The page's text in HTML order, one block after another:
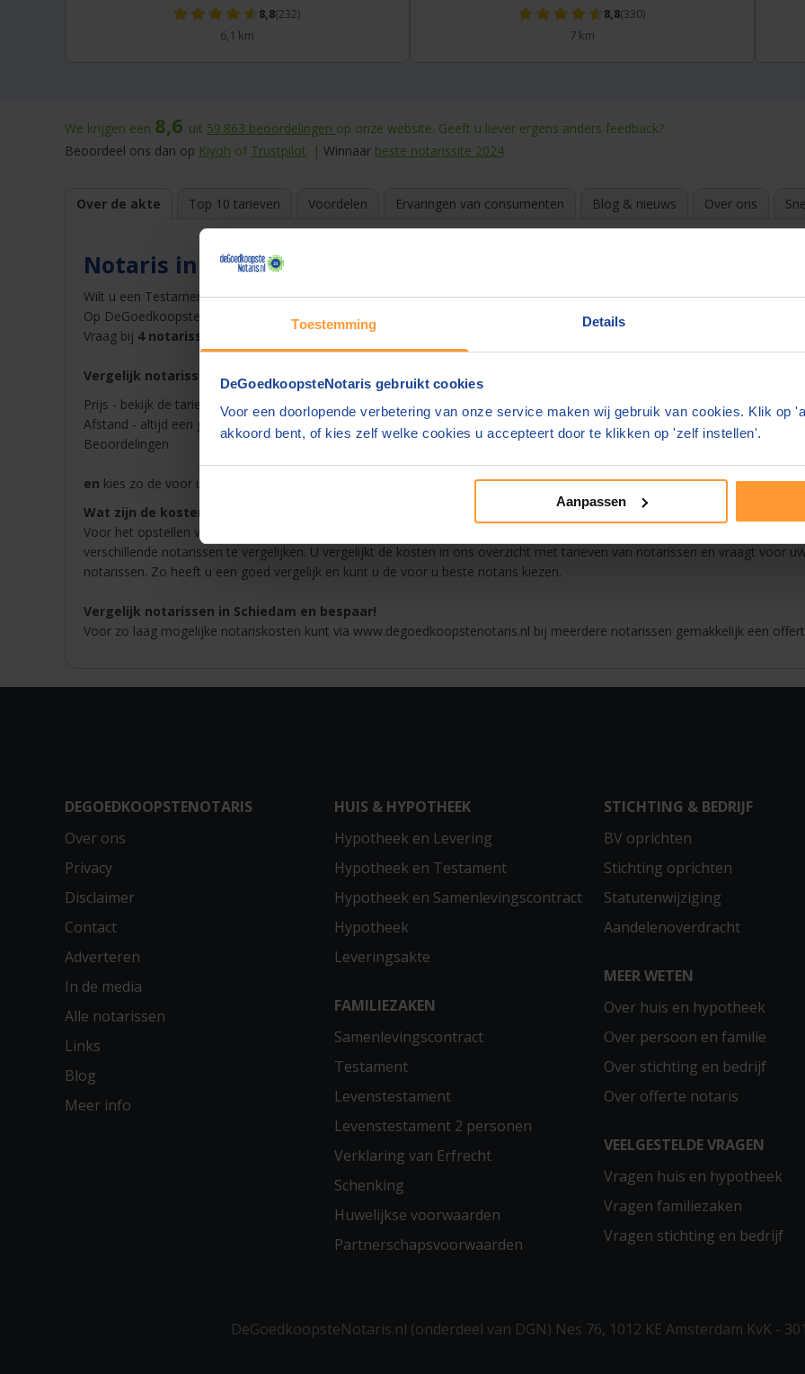
Toestemming Details
DeGoedkoopsteNotaris gebruikt cookies
Voor een doorlopende verbetering van onze service maken wij gebruik van cookies. Klik op
akkoord bent, of kies zelf welke cookies u accepteert door te klikken op 'zelf instellen'.
Aanpassen
8,8(232)
6,1 km
8,8(330)
7 km
We krijgen een 8,6 uit 59.863 beoordelingen op onze website. Geeft u liever ergens anders feedback?
Beoordeel ons dan op Kiyoh of Trustpilot. | Winnaar beste notarissite 2024
Over de akte
Notaris in Schiedam
Wilt u een Testament opstellen bij een notaris inSchiedam?
Op DeGoedkoopsteNotaris.nl vindt u snel en gemakkelijk de beste en goedkoopste notaris. Door te vergelijken en gratis
Vraag bij 4 notarissen een offerte op en ontvang deze in uw mail.
Vergelijk notarissen in Schiedam op
Prijs - bekijk de tarieven van de notaris in Schiedam in ons overzicht
Afstand - altijd een goedkope notaris in de buurt van Schiedam
Beoordelingen
en kies zo de voor u beste notaris in Schiedam voor Testament
Wat zijn de kosten van een notaris in Schiedam?
Voor het opstellen van een akte betaalt u notariskosten. De notaris mag zelf zijn tarieven bepalen. Deze kunnen enorm
verschillende notarissen te vergelijken. U vergelijkt de kosten in ons overzicht met tarieven van notarissen en vraagt voor
notarissen. Zo heeft u een goed vergelijk en kunt u de voor u beste notaris kiezen.
Vergelijk notarissen in Schiedam en bespaar!
Voor zo laag mogelijke notariskosten kunt via www.degoedkoopstenotaris.nl bij meerdere notarissen gemakkelijk een
Top 10 tarieven Voordelen Ervaringen van consumenten Blog & nieuws Over ons
DEGOEDKOOPSTENOTARIS
Over ons
Privacy
Disclaimer
Contact
Adverteren
In de media
Alle notarissen
Links
Blog
Meer info
HUIS & HYPOTHEEK
Hypotheek en Levering
Hypotheek en Testament
Hypotheek en Samenlevingscontract
Hypotheek
Leveringsakte
FAMILIEZAKEN
Samenlevingscontract
Testament
Levenstestament
Levenstestament 2 personen
Verklaring van Erfrecht
Schenking
Huwelijkse voorwaarden
Partnerschapsvoorwaarden
STICHTING & BEDRIJF
BV oprichten
Stichting oprichten
Statutenwijziging
Aandelenoverdracht
MEER WETEN
Over huis en hypotheek
Over persoon en familie
Over stichting en bedrijf
Over offerte notaris
VEELGESTELDE VRAGEN
Vragen huis en hypotheek
Vragen familiezaken
Vragen stichting en bedrijf
DeGoedkoopsteNotaris.nl (onderdeel van DGN) Nes 76, 1012 KE Amsterdam KvK -